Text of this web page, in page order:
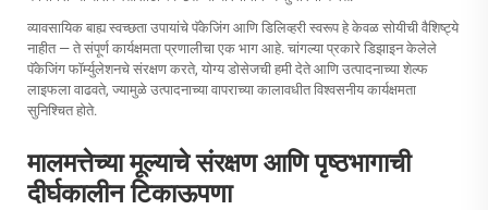
व्यावसायिक बाह्य स्वच्छता उपायांचे पॅकेजिंग आणि डिलिव्हरी स्वरूप हे केवळ सोयीची वैशिष्ट्ये
नाहीत — ते संपूर्ण कार्यक्षमता प्रणालीचा एक भाग आहे. चांगल्या प्रकारे डिझाइन केलेले
पॅकेजिंग फॉर्म्युलेशनचे संरक्षण करते, योग्य डोसेजची हमी देते आणि उत्पादनाच्या शेल्फ
लाइफला वाढवते, ज्यामुळे उत्पादनाच्या वापराच्या कालावधीत विश्वसनीय कार्यक्षमता
सुनिश्चित होते.
मालमत्तेच्या मूल्याचे संरक्षण आणि पृष्ठभागाची
दीर्घकालीन टिकाऊपणा